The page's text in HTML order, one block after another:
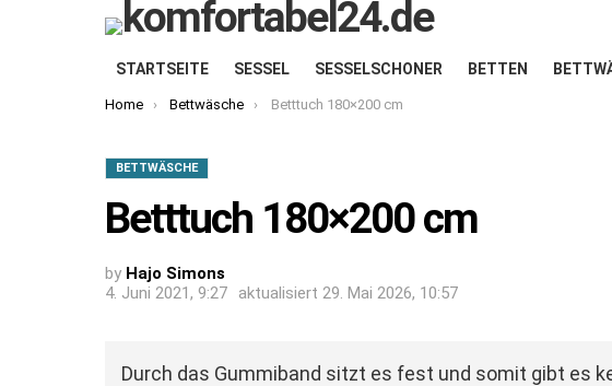
STARTSEITE SESSEL SESSELSCHONER BETTEN
You are here:
Home Bettwäsche Betttuch 180×200 cm
BETTWÄSCHE
Betttuch 180×200 cm
by Hajo Simons
4. Juni 2021, 9:27
aktualisiert 29. Mai 2026, 10:57
Durch das Gummiband sitzt es fest und somit gibt es